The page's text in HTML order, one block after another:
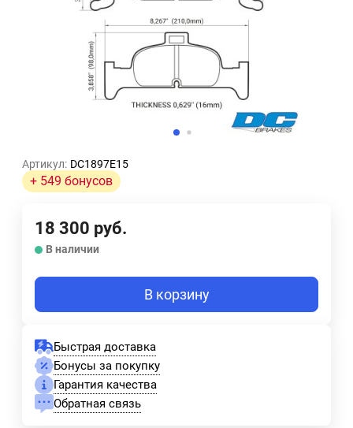
Артикул: DC1897E15
+ 549 бонусов
18 300 руб.
В наличии
В корзину
Быстрая доставка
Бонусы за покупку
Гарантия качества
Обратная связь